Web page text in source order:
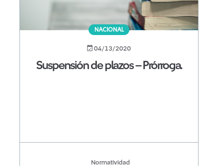
NACIONAL
04/13/2020
Suspensión de plazos – Prórroga.
Normatividad